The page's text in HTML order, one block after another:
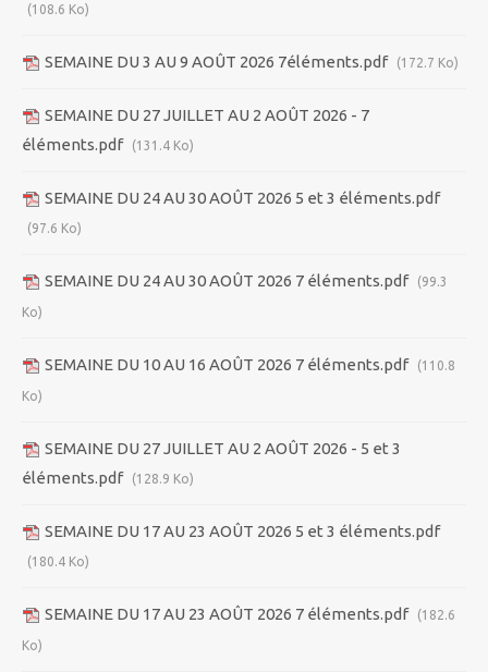
(108.6 Ko)
SEMAINE DU 3 AU 9 AOÛT 2026 7éléments.pdf (172.7 Ko)
SEMAINE DU 27 JUILLET AU 2 AOÛT 2026 - 7
éléments.pdf
(131.4 Ko)
SEMAINE DU 24 AU 30 AOÛT 2026 5 et 3 éléments.pdf
(97.6 Ko)
SEMAINE DU 24 AU 30 AOÛT 2026 7 éléments.pdf (99.3
Ko)
SEMAINE DU 10 AU 16 AOÛT 2026 7 éléments.pdf (110.8
Ko)
SEMAINE DU 27 JUILLET AU 2 AOÛT 2026 - 5 et 3
éléments.pdf
(128.9 Ko)
SEMAINE DU 17 AU 23 AOÛT 2026 5 et 3 éléments.pdf
(180.4 Ko)
SEMAINE DU 17 AU 23 AOÛT 2026 7 éléments.pdf (182.6
Ko)